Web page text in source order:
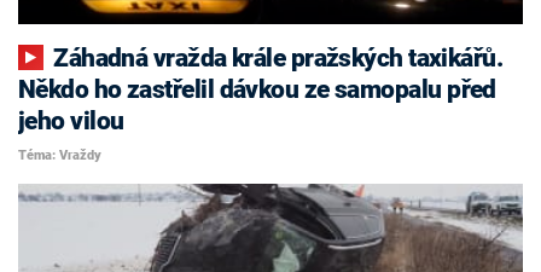
Záhadná vražda krále pražských taxikářů.
Někdo ho zastřelil dávkou ze samopalu před
jeho vilou
Téma: Vraždy